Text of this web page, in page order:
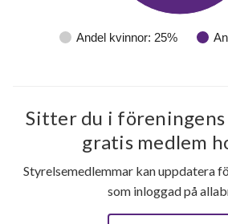
Andel kvinnor: 25%
Sitter du i föreningens
gratis medlem
Styrelsemedlemmar kan uppdatera
som inloggad på